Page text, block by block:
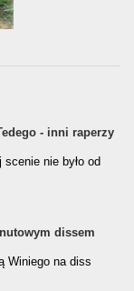
- inni raperzy
nie było od
dissem
Winiego na diss